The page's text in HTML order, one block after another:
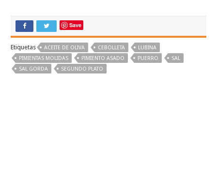
Save
Etiquetas ACEITE DE OLIVA CEBOLLETA
LUBINA
PIMIENTAS MOLIDAS
PIMIENTO ASADO PUERRO
SAL
SAL GORDA
SEGUNDO PLATO